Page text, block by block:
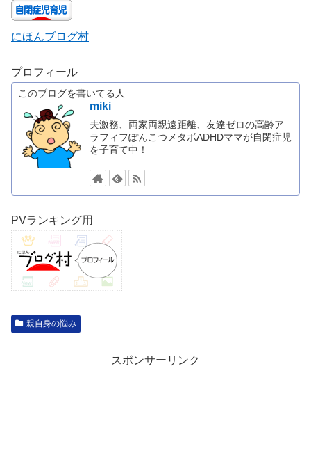
にほんブログ村
プロフィール
このブログを書いてる人
miki
夫激務、両家両親遠距離、友達ゼロの高齢ア
ラフィフぽんこつメタボADHDママが自閉症児
を子育て中！
PVランキング用
親自身の悩み
スポンサーリンク